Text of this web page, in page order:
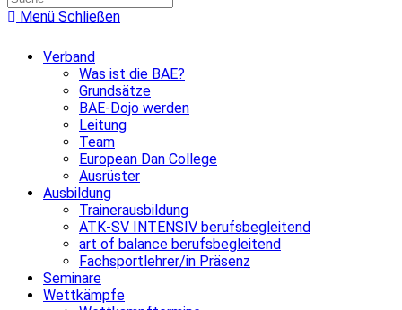
Menü Schließen
Verband
Was ist die BAE?
Grundsätze
BAE-Dojo werden
Leitung
Team
European Dan College
Ausrüster
Ausbildung
Trainerausbildung
ATK-SV INTENSIV berufsbegleitend
art of balance berufsbegleitend
Fachsportlehrer/in Präsenz
Seminare
Wettkämpfe